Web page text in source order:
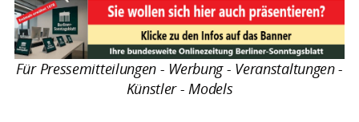
Für Pressemitteilungen - Werbung - Veranstaltungen -
Künstler - Models